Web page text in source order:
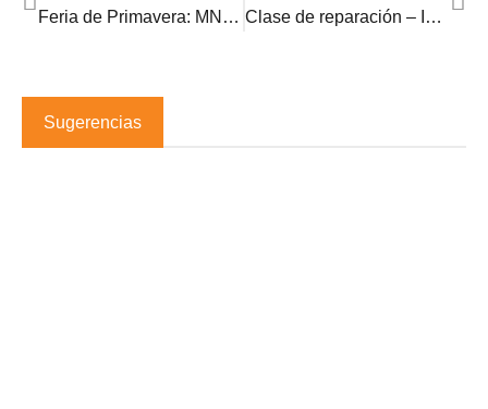
Feria de Primavera: MN Mujeres Latinas EXPO Clase de reparación – Introducción a las máquinas de coser
Sugerencias